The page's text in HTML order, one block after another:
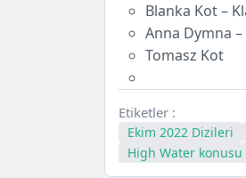
Blanka Kot –
Anna Dymna
Tomasz Kot
Etiketler :
Ekim 2022 Dizileri
High Water konusu